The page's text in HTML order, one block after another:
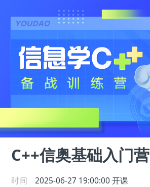
C++信奥基础入门营
时间 2025-06-27 19:00:00 开课